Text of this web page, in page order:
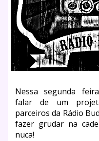
Nessa segunda
falar de um
parceiros da Rádio
fazer grudar na
nuca!